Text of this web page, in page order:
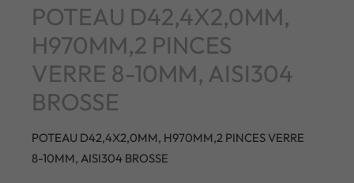
POTEAU D42,4X2,0MM,
H970MM,2 PINCES
VERRE 8-10MM, AISI304
BROSSE
POTEAU D42,4X2,0MM, H970MM,2 PINCES VERRE
8-10MM, AISI304 BROSSE